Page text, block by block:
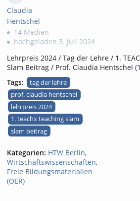
Claudia
Hentschel
14 Medien
hochgeladen 3. Juli 2024
Lehrpreis 2024 / Tag der Lehre / 1.
Slam Beitrag / Prof. Claudia Hentschel
Tags:
tag der lehre
prof. claudia hentschel
lehrpreis 2024
1. teachx teaching slam
slam beitrag
Kategorien: HTW Berlin,
Wirtschaftswissenschaften,
Freie Bildungsmaterialien
(OER)